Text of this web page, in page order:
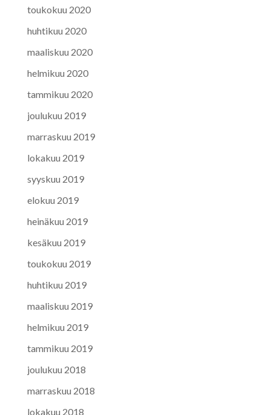
toukokuu 2020
huhtikuu 2020
maaliskuu 2020
helmikuu 2020
tammikuu 2020
joulukuu 2019
marraskuu 2019
lokakuu 2019
syyskuu 2019
elokuu 2019
heinäkuu 2019
kesäkuu 2019
toukokuu 2019
huhtikuu 2019
maaliskuu 2019
helmikuu 2019
tammikuu 2019
joulukuu 2018
marraskuu 2018
lokakuu 2018